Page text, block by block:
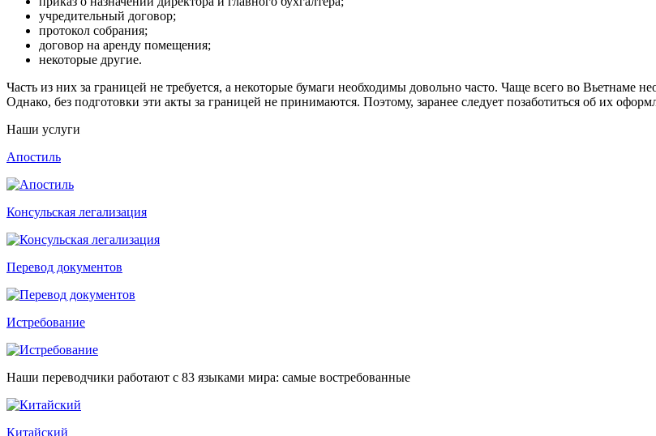
учредительный договор;
протокол собрания;
договор на аренду помещения;
некоторые другие.
Часть из них за границей не требуется, а некоторые бумаги необходимы довольно часто. Чаще всего во
Однако, без подготовки эти акты за границей не принимаются. Поэтому, заранее следует позаботиться об их
Наши услуги
Апостиль
Консульская легализация
Перевод документов
Истребование
Наши переводчики работают с 83 языками мира: самые востребованные
Китайский